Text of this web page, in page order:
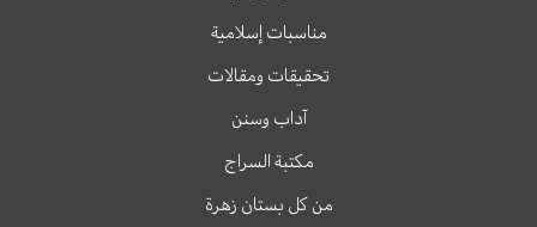
مناسبات إسلامية
تحقيقات ومقالات
آداب وسنن
مكتبة السراج
من كل بستان زهرة